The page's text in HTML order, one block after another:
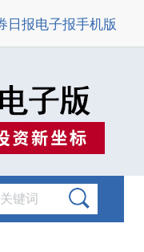
日报电子报手机版